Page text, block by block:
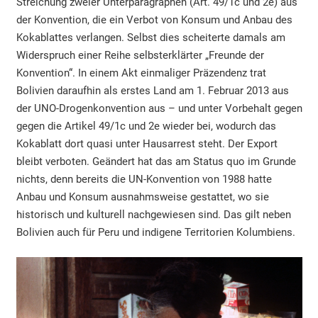
der Konvention, die ein Verbot von Konsum und Anbau des
Kokablattes verlangen. Selbst dies scheiterte damals am
Widerspruch einer Reihe selbsterklärter „Freunde der
Konvention“. In einem Akt einmaliger Präzendenz trat
Bolivien daraufhin als erstes Land am 1. Februar 2013 aus
der UNO-Drogenkonvention aus – und unter Vorbehalt gegen
gegen die Artikel 49/1c und 2e wieder bei, wodurch das
Kokablatt dort quasi unter Hausarrest steht. Der Export
bleibt verboten. Geändert hat das am Status quo im Grunde
nichts, denn bereits die UN-Konvention von 1988 hatte
Anbau und Konsum ausnahmsweise gestattet, wo sie
historisch und kulturell nachgewiesen sind. Das gilt neben
Bolivien auch für Peru und indigene Territorien Kolumbiens.